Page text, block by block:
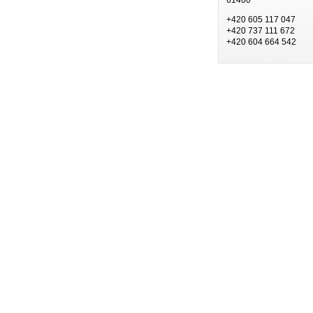
+420 605 117 047
+420 737 111 672
+420 604 664 542